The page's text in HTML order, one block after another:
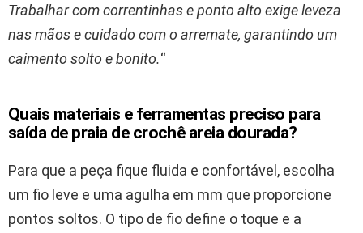
Trabalhar com correntinhas e ponto alto exige leveza
nas mãos e cuidado com o arremate, garantindo um
caimento solto e bonito.“
Quais materiais e ferramentas preciso para
saída de praia de crochê areia dourada?
Para que a peça fique fluida e confortável, escolha
um fio leve e uma agulha em mm que proporcione
pontos soltos. O tipo de fio define o toque e a